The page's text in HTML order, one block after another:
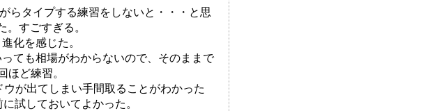
らタイプする練習をしないと・・・と思
すごすぎる。
化を感じた。
ても相場がわからないので、そのままで
ほど練習。
が出てしまい手間取ることがわかった
試しておいてよかった。